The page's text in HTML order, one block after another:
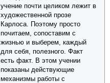
учение почти целиком лежит в
художественной прозе
Карлоса. Поэтому просто
почитаем, сопоставим с
жизнью и выберем, каждый
для себя, полезного. Факт
есть факт. В этом учении
показаны действующие
механизмы работы с